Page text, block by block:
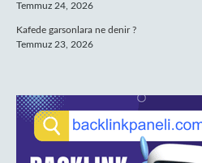
Temmuz 24, 2026
Kafede garsonlara ne denir ?
Temmuz 23, 2026